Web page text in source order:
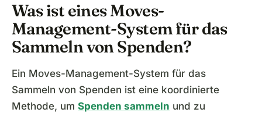
Was ist eines Moves-
Management-System für das
Sammeln von Spenden?
Ein Moves-Management-System für das
Sammeln von Spenden ist eine koordinierte
Methode, um Spenden sammeln und zu